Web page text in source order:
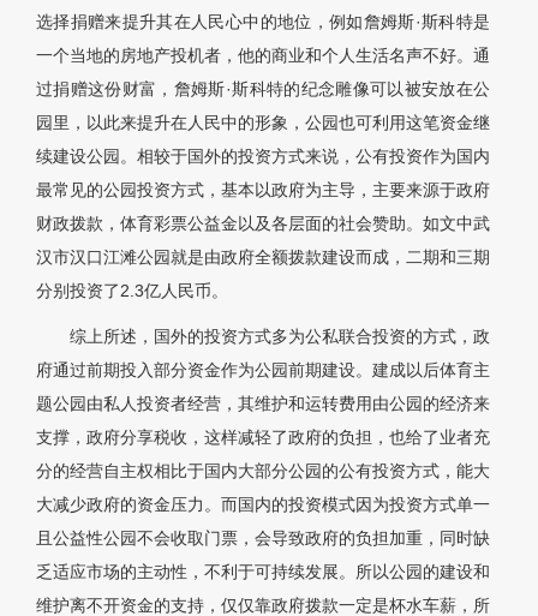
选择捐赠来提升其在人民心中的地位，例如詹姆斯·斯科特是
一个当地的房地产投机者，他的商业和个人生活名声不好。通
过捐赠这份财富，詹姆斯·斯科特的纪念雕像可以被安放在公
园里，以此来提升在人民中的形象，公园也可利用这笔资金继
续建设公园。相较于国外的投资方式来说，公有投资作为国内
最常见的公园投资方式，基本以政府为主导，主要来源于政府
财政拨款，体育彩票公益金以及各层面的社会赞助。如文中武
汉市汉口江滩公园就是由政府全额拨款建设而成，二期和三期
分别投资了2.3亿人民币。
综上所述，国外的投资方式多为公私联合投资的方式，政
府通过前期投入部分资金作为公园前期建设。建成以后体育主
题公园由私人投资者经营，其维护和运转费用由公园的经济来
支撑，政府分享税收，这样减轻了政府的负担，也给了业者充
分的经营自主权相比于国内大部分公园的公有投资方式，能大
大减少政府的资金压力。而国内的投资模式因为投资方式单一
且公益性公园不会收取门票，会导致政府的负担加重，同时缺
乏适应市场的主动性，不利于可持续发展。所以公园的建设和
维护离不开资金的支持，仅仅靠政府拨款一定是杯水车薪，所